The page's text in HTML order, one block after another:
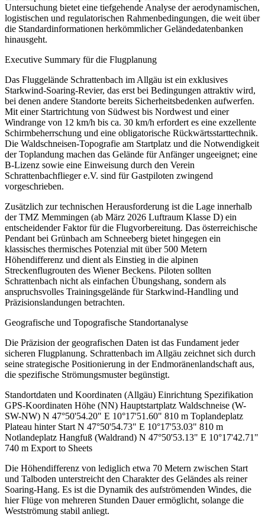
Untersuchung bietet eine tiefgehende Analyse der aerodynamischen,
logistischen und regulatorischen Rahmenbedingungen, die weit über
die Standardinformationen herkömmlicher Geländedatenbanken
hinausgeht.
Executive Summary für die Flugplanung
Das Fluggelände Schrattenbach im Allgäu ist ein exklusives
Starkwind-Soaring-Revier, das erst bei Bedingungen attraktiv wird,
bei denen andere Standorte bereits Sicherheitsbedenken aufwerfen.
Mit einer Startrichtung von Südwest bis Nordwest und einer
Windrange von 12 km/h bis ca. 30 km/h erfordert es eine exzellente
Schirmbeherrschung und eine obligatorische Rückwärtsstarttechnik.
Die Waldschneisen-Topografie am Startplatz und die Notwendigkeit
der Toplandung machen das Gelände für Anfänger ungeeignet; eine
B-Lizenz sowie eine Einweisung durch den Verein
Schrattenbachflieger e.V. sind für Gastpiloten zwingend
vorgeschrieben.
Zusätzlich zur technischen Herausforderung ist die Lage innerhalb
der TMZ Memmingen (ab März 2026 Luftraum Klasse D) ein
entscheidender Faktor für die Flugvorbereitung. Das österreichische
Pendant bei Grünbach am Schneeberg bietet hingegen ein
klassisches thermisches Potenzial mit über 500 Metern
Höhendifferenz und dient als Einstieg in die alpinen
Streckenflugrouten des Wiener Beckens. Piloten sollten
Schrattenbach nicht als einfachen Übungshang, sondern als
anspruchsvolles Trainingsgelände für Starkwind-Handling und
Präzisionslandungen betrachten.
Geografische und Topografische Standortanalyse
Die Präzision der geografischen Daten ist das Fundament jeder
sicheren Flugplanung. Schrattenbach im Allgäu zeichnet sich durch
seine strategische Positionierung in der Endmoränenlandschaft aus,
die spezifische Strömungsmuster begünstigt.
Standortdaten und Koordinaten (Allgäu) Einrichtung Spezifikation
GPS-Koordinaten Höhe (NN) Hauptstartplatz Waldschneise (W-
SW-NW) N 47°50'54.20" E 10°17'51.60" 810 m Toplandeplatz
Plateau hinter Start N 47°50'54.73" E 10°17'53.03" 810 m
Notlandeplatz Hangfuß (Waldrand) N 47°50'53.13" E 10°17'42.71"
740 m Export to Sheets
Die Höhendifferenz von lediglich etwa 70 Metern zwischen Start
und Talboden unterstreicht den Charakter des Geländes als reiner
Soaring-Hang. Es ist die Dynamik des aufströmenden Windes, die
hier Flüge von mehreren Stunden Dauer ermöglicht, solange die
Westströmung stabil anliegt.